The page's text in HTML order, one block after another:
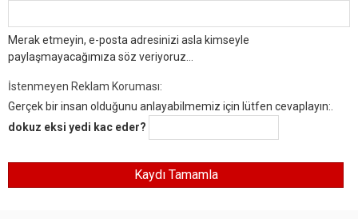
Merak etmeyin, e-posta adresinizi asla kimseyle
paylaşmayacağımıza söz veriyoruz...
İstenmeyen Reklam Koruması:
Gerçek bir insan olduğunu anlayabilmemiz için lütfen cevaplayın:.
dokuz eksi yedi kac eder?